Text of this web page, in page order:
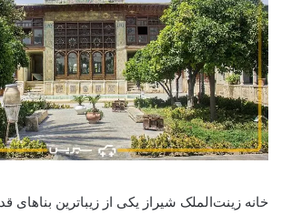
خانه زینت‌الملک شیراز یکی از زیباترین بناهای